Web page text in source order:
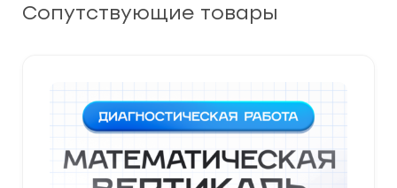
Сопутствующие товары